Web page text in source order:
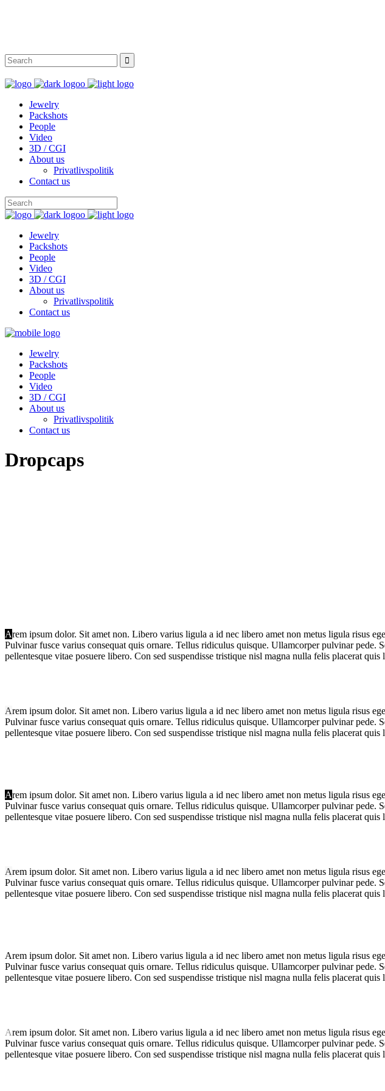
Jewelry
Packshots
People
Video
3D / CGI
About us
Privatlivspolitik
Contact us
Jewelry
Packshots
People
Video
3D / CGI
About us
Privatlivspolitik
Contact us
Jewelry
Packshots
People
Video
3D / CGI
About us
Privatlivspolitik
Contact us
Dropcaps
Arem ipsum dolor. Sit amet non. Libero varius ligula a id nec libero amet non metus ligula risus
Pulvinar fusce varius consequat quis ornare. Tellus ridiculus quisque. Ullamcorper pulvinar
pellentesque vitae posuere libero. Con sed suspendisse tristique nisl magna nulla felis placerat quis
Arem ipsum dolor. Sit amet non. Libero varius ligula a id nec libero amet non metus ligula risus
Pulvinar fusce varius consequat quis ornare. Tellus ridiculus quisque. Ullamcorper pulvinar
pellentesque vitae posuere libero. Con sed suspendisse tristique nisl magna nulla felis placerat quis
Arem ipsum dolor. Sit amet non. Libero varius ligula a id nec libero amet non metus ligula risus
Pulvinar fusce varius consequat quis ornare. Tellus ridiculus quisque. Ullamcorper pulvinar
pellentesque vitae posuere libero. Con sed suspendisse tristique nisl magna nulla felis placerat quis
Arem ipsum dolor. Sit amet non. Libero varius ligula a id nec libero amet non metus ligula risus
Pulvinar fusce varius consequat quis ornare. Tellus ridiculus quisque. Ullamcorper pulvinar
pellentesque vitae posuere libero. Con sed suspendisse tristique nisl magna nulla felis placerat quis
Arem ipsum dolor. Sit amet non. Libero varius ligula a id nec libero amet non metus ligula risus
Pulvinar fusce varius consequat quis ornare. Tellus ridiculus quisque. Ullamcorper pulvinar
pellentesque vitae posuere libero. Con sed suspendisse tristique nisl magna nulla felis placerat quis
Arem ipsum dolor. Sit amet non. Libero varius ligula a id nec libero amet non metus ligula risus
Pulvinar fusce varius consequat quis ornare. Tellus ridiculus quisque. Ullamcorper pulvinar
pellentesque vitae posuere libero. Con sed suspendisse tristique nisl magna nulla felis placerat quis